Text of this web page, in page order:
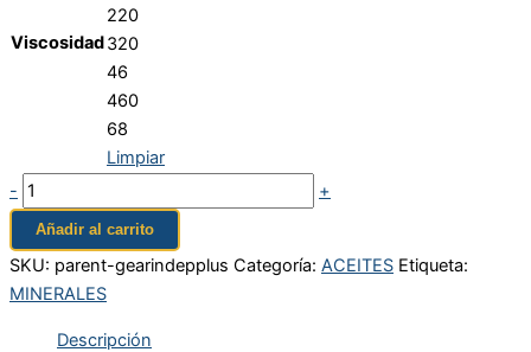
Viscosidad
220
320
46
460
68
Limpiar
-
+
Añadir al carrito
SKU: parent-gearindepplus Categoría: ACEITES Etiqueta:
MINERALES
Descripción